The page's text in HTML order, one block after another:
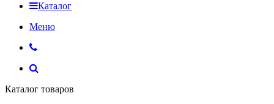
Каталог
Меню
Каталог товаров